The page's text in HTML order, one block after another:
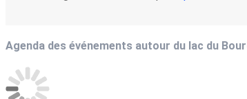
Agenda des événements autour du lac du